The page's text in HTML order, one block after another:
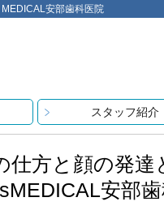
安部歯科医院
スタッフ紹介
仕方と顔の発達
安部